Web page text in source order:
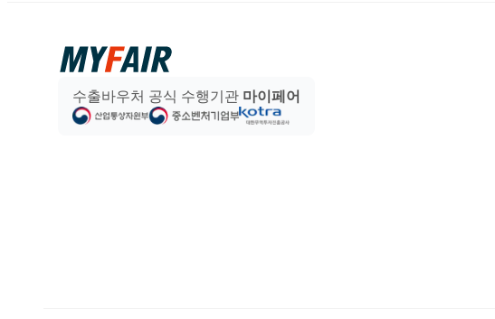
수출바우처 공식 수행기관 마이페어